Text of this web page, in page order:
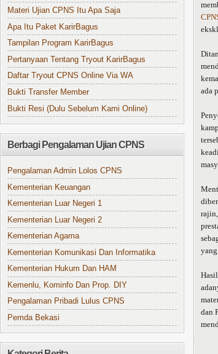
ada
dan
Materi Ujian CPNS Itu Apa Saja
Apa Itu Paket KarirBagus
Tampilan Program KarirBagus
Pertanyaan Tentang Tryout KarirBagus
Daftar Tryout CPNS Online Via WA
Bukti Transfer Member
Bukti Resi (Dulu Sebelum Kami Online)
Berbagi Pengalaman Ujian CPNS
Pengalaman Admin Lolos CPNS
Kementerian Keuangan
Kementerian Luar Negeri 1
Kementerian Luar Negeri 2
Kementerian Agama
Kementerian Komunikasi Dan Informatika
Kementerian Hukum Dan HAM
Kemenlu, Kominfo Dan Prop. DIY
Pengalaman Pribadi Lulus CPNS
Pemda Bekasi